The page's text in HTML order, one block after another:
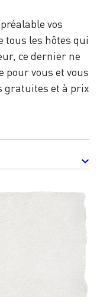
vos
tous les hôtes qui
ce dernier ne
pour vous et vous
gratuites et à prix